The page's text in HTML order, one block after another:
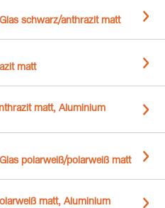
schwarz/anthrazit matt
matt
matt, Aluminium
polarweiß/polarweiß matt
matt, Aluminium